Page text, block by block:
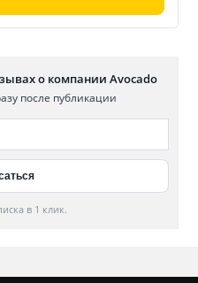
о компании Avocado
после публикации
в 1 клик.